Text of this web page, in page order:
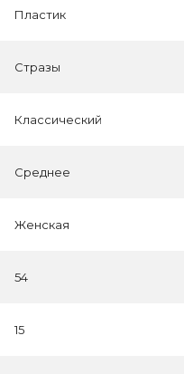
Пластик
Стразы
Классический
Среднее
Женская
54
15